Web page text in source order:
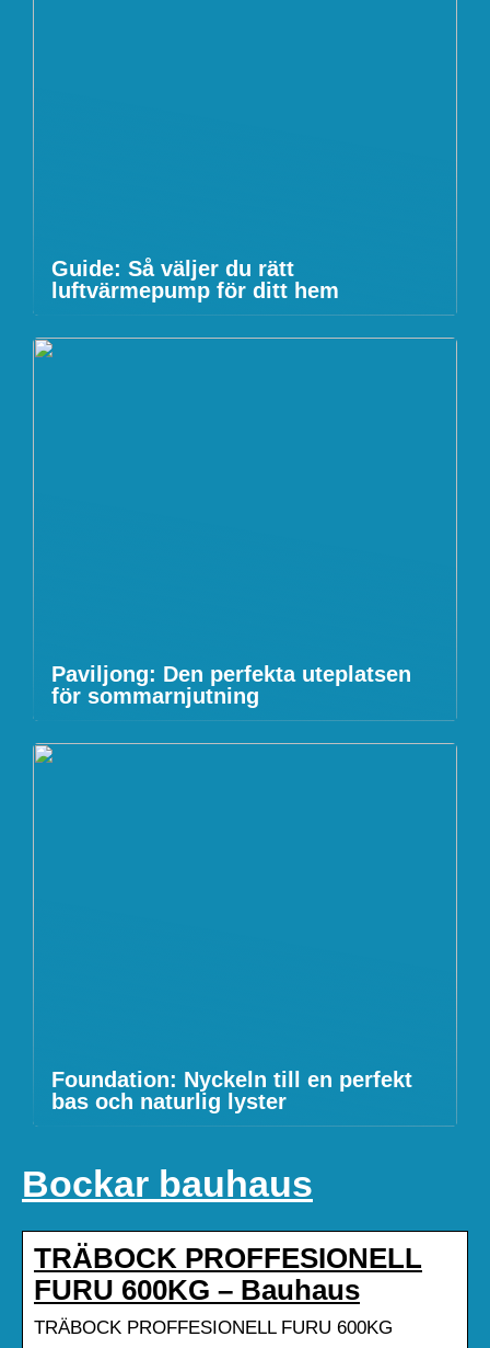
Guide: Så väljer du rätt
luftvärmepump för ditt hem
Paviljong: Den perfekta uteplatsen
för sommarnjutning
Foundation: Nyckeln till en perfekt
bas och naturlig lyster
Bockar bauhaus
TRÄBOCK PROFFESIONELL
FURU 600KG – Bauhaus
TRÄBOCK PROFFESIONELL FURU 600KG